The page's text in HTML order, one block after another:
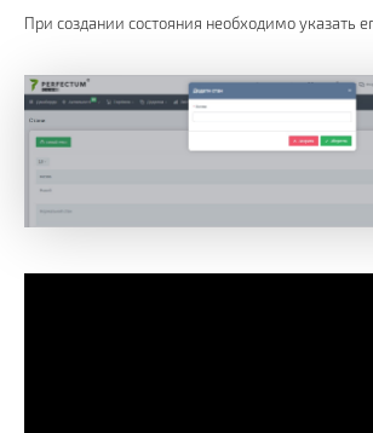
При создании состояния необходимо указать